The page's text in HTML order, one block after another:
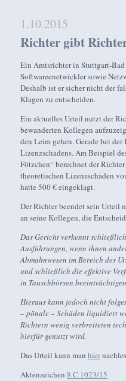
1.10.2015
Richter gibt
Ein Amtsrichter in Stuttgart-Bad
Softwareenetwickler sowie
Deshalb ist er sicher nicht der
Klagen zu entscheiden.
Ein aktuelles Urteil nutzt der
bewanderten Kollegen
den Leim gehen. Gerade bei
Lizenzschadens. Am Beispiel
Fötzchen“ berechnet der
theoretischen Lizenzschaden
hatte 500 € eingeklagt.
Der Richter beendet sein Urteil
an seine Kollegen, die
Das Gericht verkennt
Ausführungen, wenn ihnen
Abmahnwesen im Bereich des
und schließlich die effektive
in Tauschbörsen
Hieraus kann jedoch nicht
– pönale – Schäden liquidiert
Richtern wenig verbreiteten
hierfür genutzt wird.
Das Urteil kann manhier
Aktenzeichen 8 C 1023/15